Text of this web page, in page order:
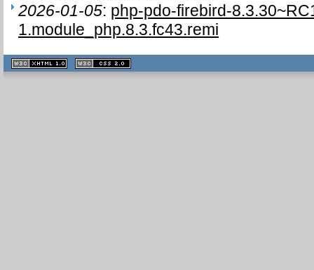
2026-01-05: php-pdo-firebird-
1.module_php.8.3.fc43.remi
XHTML
1.1 valide
2.0 valide